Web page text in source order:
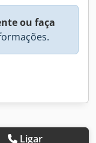
ou faça
Ligar